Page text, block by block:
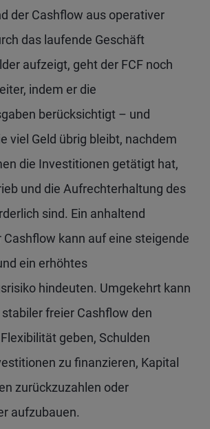
der Cashflow aus operativer
das laufende Geschäft
aufzeigt, geht der FCF noch
indem er die
berücksichtigt – und
viel Geld übrig bleibt, nachdem
die Investitionen getätigt hat,
und die Aufrechterhaltung des
sind. Ein anhaltend
kann auf eine steigende
ein erhöhtes
hindeuten. Umgekehrt kann
freier Cashflow den
geben, Schulden
zu finanzieren, Kapital
zurückzuzahlen oder
aufzubauen.